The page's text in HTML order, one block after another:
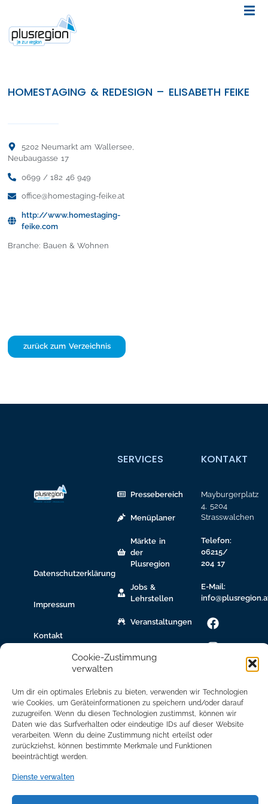
Cookie-Zustimmung
verwalten
Um dir ein optimales Erlebnis zu bieten, verwenden wir Technologien
wie Cookies, um Geräteinformationen zu speichern und/oder darauf
zuzugreifen. Wenn du diesen Technologien zustimmst, können wir
Daten wie das Surfverhalten oder eindeutige IDs auf dieser Website
verarbeiten. Wenn du deine Zustimmung nicht erteilst oder
zurückziehst, können bestimmte Merkmale und Funktionen
beeinträchtigt werden.
Dienste verwalten
HOMESTAGING & REDESIGN – ELISABETH FEIKE
5202 Neumarkt am Wallersee,
Neubaugasse 17
0699 / 182 46 949
office@homestaging-feike.at
http://www.homestaging-
feike.com
Branche: Bauen & Wohnen
zurück zum Verzeichnis
Datenschutzerklärung
Impressum
Kontakt
SERVICES
Pressebereich
Menüplaner
Märkte in
der
Plusregion
Jobs &
Lehrstellen
Veranstaltungen
gew.
Immobilien
Newsletter
Anmeldung
Mitglied
werden
KONTAKT
Mayburgerplatz
4, 5204
Strasswalchen
Telefon:
06215/
204 17
E-Mail: